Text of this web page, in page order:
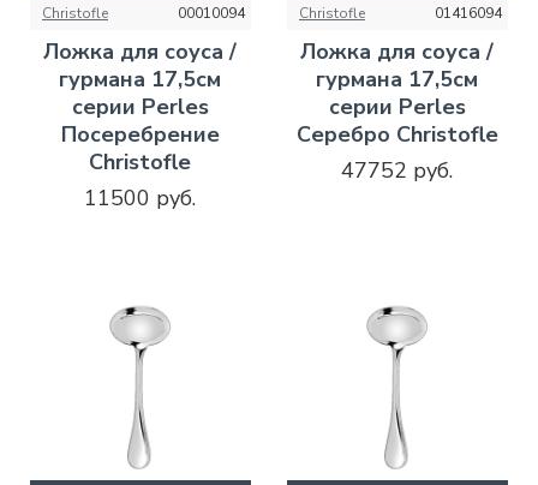
Christofle 00010094
Ложка для соуса /
гурмана 17,5см
серии Perles
Посеребрение
Christofle
11500 руб.
Christofle 01416094
Ложка для соуса /
гурмана 17,5см
серии Perles
Серебро Christofle
47752 руб.